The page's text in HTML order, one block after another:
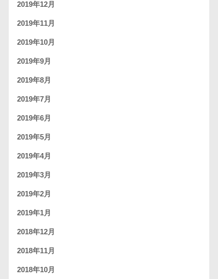
2019年12月
2019年11月
2019年10月
2019年9月
2019年8月
2019年7月
2019年6月
2019年5月
2019年4月
2019年3月
2019年2月
2019年1月
2018年12月
2018年11月
2018年10月